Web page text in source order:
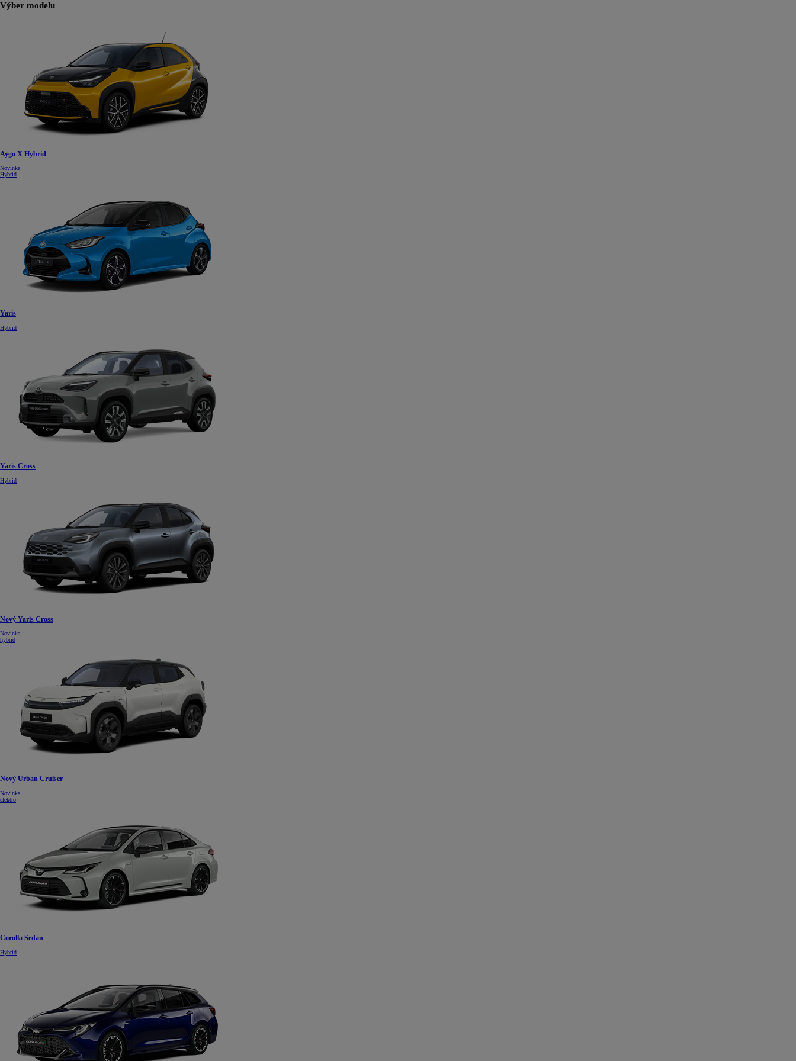
Od22 390 €s DPH
vr. zvýhodnenia1 300 €
Výber modelu
Aygo X Hybrid
Novinka
Hybrid
Yaris
Hybrid
Yaris Cross
Hybrid
Nový Yaris Cross
Novinka
hybrid
Nový Urban Cruiser
Novinka
elektro
Corolla Sedan
Hybrid